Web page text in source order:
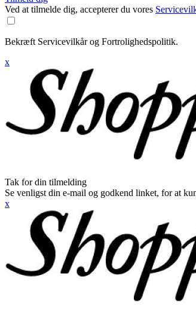
Ved at tilmelde dig, accepterer du vores
Bekræft Servicevilkår og Fortrolighedspolitik.
x
Tak for din tilmelding
Se venligst din e-mail og godkend linket, for at
x